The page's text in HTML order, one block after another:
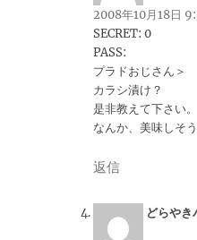
2008年10月18日
SECRET: 0
PASS:
プラドおじさん＞
カラシ漬け？
是非教えて下さい。
なんか、美味しそう
返信
どらやき